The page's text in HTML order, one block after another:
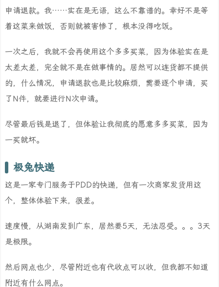
申请退款。我……实在是无语，这么不靠谱的。幸好不是等
着这菜来做饭，否则就被害惨了，根本没得吃饭。
一次之后，我就不会再使用这个多多买菜，因为体验实在是
太差太差，完全就不是在做事情的。居然可以连货都不提供
的，什么情况，申请退款也是比较麻烦，需要逐个申请，买
了N件，就要进行N次申请。
尽管最后钱是退了，但体验让我彻底的愿意多多买菜，因为
一买就坏。
极兔快递
这是一家专门服务于PDD的快递，但有一次商家发货用这
个，整体体验下来，很差。
速度慢，从湖南发到广东，居然要5天，无法忍受。。。3天
是极限。
然后网点也少，尽管附近也有代收点可以收，但我都不知道
附近有什么网点。